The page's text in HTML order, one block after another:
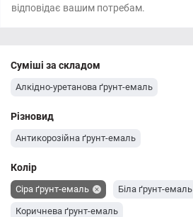
відповідає вашим потребам.
Суміші за складом
Алкідно-уретанова ґрунт-емаль
Різновид
Антикорозійна ґрунт-емаль
Колір
Сіра ґрунт-емаль Біла ґрунт-емаль
Коричнева ґрунт-емаль